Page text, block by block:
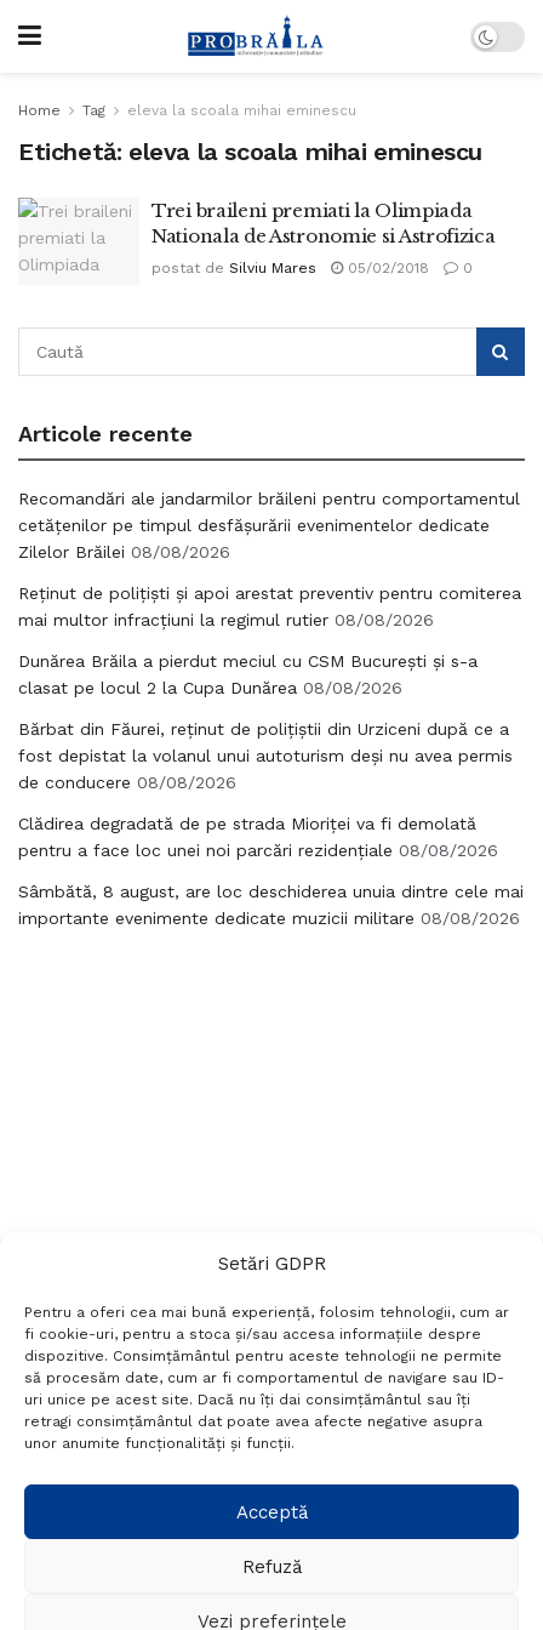
Setări GDPR
Pentru a oferi cea mai bună experiență, folosim tehnologii, cum ar
fi cookie-uri, pentru a stoca și/sau accesa informațiile despre
dispozitive. Consimțământul pentru aceste tehnologii ne permite
să procesăm date, cum ar fi comportamentul de navigare sau ID-
uri unice pe acest site. Dacă nu îți dai consimțământul sau îți
retragi consimțământul dat poate avea afecte negative asupra
unor anumite funcționalități și funcții.
Acceptă
Refuză
Vezi preferințele
Home Tag eleva la scoala mihai eminescu
Etichetă: eleva la scoala mihai eminescu
Trei braileni premiati la Olimpiada
Nationala de Astronomie si Astrofizica
postat de Silviu Mares 05/02/2018 0
Articole recente
Recomandări ale jandarmilor brăileni pentru comportamentul
cetățenilor pe timpul desfășurării evenimentelor dedicate
Zilelor Brăilei 08/08/2026
Reținut de polițiști și apoi arestat preventiv pentru comiterea
mai multor infracțiuni la regimul rutier 08/08/2026
Dunărea Brăila a pierdut meciul cu CSM București și s-a
clasat pe locul 2 la Cupa Dunărea 08/08/2026
Bărbat din Făurei, reținut de polițiștii din Urziceni după ce a
fost depistat la volanul unui autoturism deși nu avea permis
de conducere 08/08/2026
Clădirea degradată de pe strada Mioriței va fi demolată
pentru a face loc unei noi parcări rezidențiale 08/08/2026
Sâmbătă, 8 august, are loc deschiderea unuia dintre cele mai
importante evenimente dedicate muzicii militare 08/08/2026
Termeni si conditii
Politică de confidențialitate
Politica cookies
Setări GDPR
+40 788 760 194